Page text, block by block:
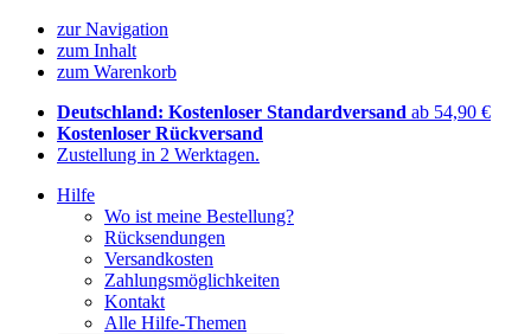
zur Navigation
zum Inhalt
zum Warenkorb
Deutschland: Kostenloser Standardversand ab 54,90 €
Kostenloser Rückversand
Zustellung in 2 Werktagen.
Hilfe
Wo ist meine Bestellung?
Rücksendungen
Versandkosten
Zahlungsmöglichkeiten
Kontakt
Alle Hilfe-Themen